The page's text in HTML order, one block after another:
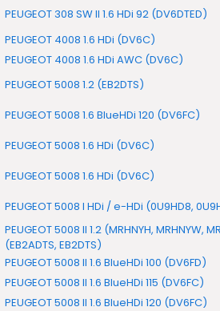
PEUGEOT 308 SW II 1.6 HDi 92 (DV6DTED)
PEUGEOT 4008 1.6 HDi (DV6C)
PEUGEOT 4008 1.6 HDi AWC (DV6C)
PEUGEOT 5008 1.2 (EB2DTS)
PEUGEOT 5008 1.6 BlueHDi 120 (DV6FC)
PEUGEOT 5008 1.6 HDi (DV6C)
PEUGEOT 5008 1.6 HDi (DV6C)
PEUGEOT 5008 I HDi / e-HDi (0U9HD8,
PEUGEOT 5008 II 1.2 (MRHNYH, MRHNYW,
(EB2ADTS, EB2DTS)
PEUGEOT 5008 II 1.6 BlueHDi 100 (DV6FD)
PEUGEOT 5008 II 1.6 BlueHDi 115 (DV6FC)
PEUGEOT 5008 II 1.6 BlueHDi 120 (DV6FC)